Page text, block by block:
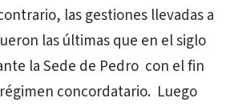
las gestiones llevadas a
las últimas que en el siglo
la Sede de Pedro con el fin
concordatario. Luego